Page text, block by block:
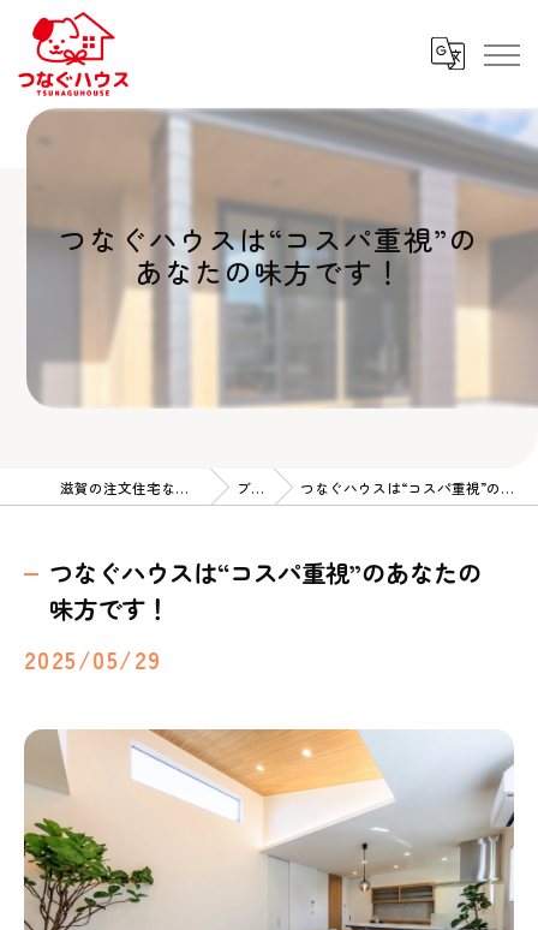
つなぐハウスは“コスパ重視”の
あなたの味方です！
滋賀の注文住宅ならつなぐハウス ブログ つなぐハウスは“コスパ重視”のあなたの味方です！
つなぐハウスは“コスパ重視”のあなたの
味方です！
2025/05/29